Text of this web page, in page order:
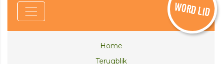
WORD LID
Home
Terugblik